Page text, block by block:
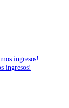
ingresos!